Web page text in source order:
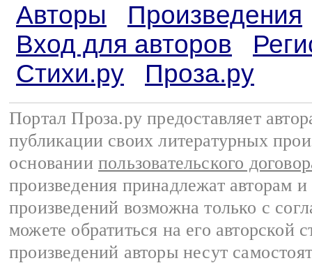
Авторы
Произведения
Вход для авторов
Стихи.ру
Проза.ру
Портал Проза.ру предоставляет
публикации своих литературных
основании пользовательского
произведения принадлежат авторам
произведений возможна только с
можете обратиться на его авторской
произведений авторы несут